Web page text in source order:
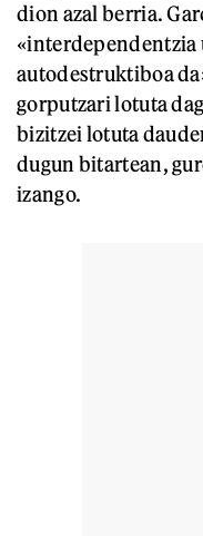
dion azal berria.
«interdependentzia
autodestruktiboa
gorputzari lotuta
bizitzei lotuta
dugun bitartean,
izango.